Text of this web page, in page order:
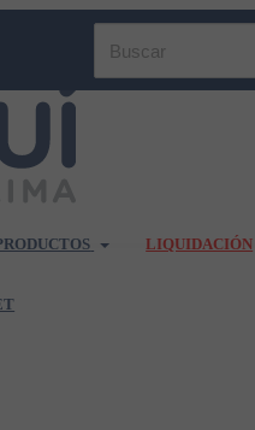
LIQUIDACIÓN